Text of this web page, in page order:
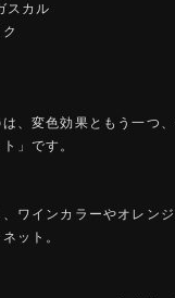
スカル
、変色効果ともう一つ
」です。
ワインカラーやオレン
ット。